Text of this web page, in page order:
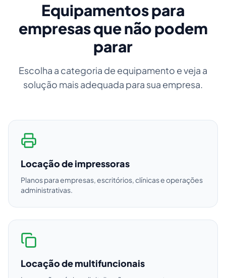
Equipamentos para
empresas que não podem
parar
Escolha a categoria de equipamento e veja a
solução mais adequada para sua empresa.
Locação de impressoras
Planos para empresas, escritórios, clínicas e operações
administrativas.
Locação de multifuncionais